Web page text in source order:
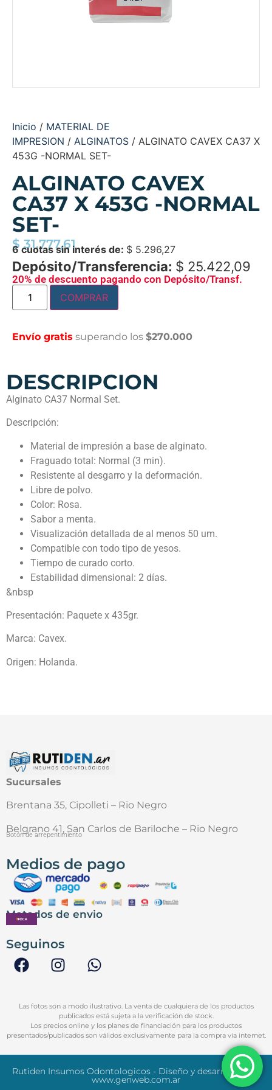
Inicio / MATERIAL DE
IMPRESION / ALGINATOS / ALGINATO CAVEX CA37 X
453G -NORMAL SET-
ALGINATO CAVEX
CA37 X 453G -NORMAL
SET-
$ 31.777,61
6 cuotas sin interés de: $ 5.296,27
Depósito/Transferencia: $ 25.422,09
20% de descuento pagando con Depósito/Transf.
COMPRAR
Envío gratis superando los $270.000
DESCRIPCION
Alginato CA37 Normal Set.
Descripción:
Material de impresión a base de alginato.
Fraguado total: Normal (3 min).
Resistente al desgarro y la deformación.
Libre de polvo.
Color: Rosa.
Sabor a menta.
Visualización detallada de al menos 50 um.
Compatible con todo tipo de yesos.
Tiempo de curado corto.
Estabilidad dimensional: 2 días.
&nbsp
Presentación: Paquete x 435gr.
Marca: Cavex.
Origen: Holanda.
Sucursales
Brentana 35, Cipolleti – Rio Negro
Belgrano 41, San Carlos de Bariloche – Rio Negro
Botón de arrepentimiento
Medios de pago
Metodos de envio
Seguinos
Las fotos son a modo ilustrativo. La venta de cualquiera de los productos
publicados está sujeta a la verificación de stock.
Los precios online y los planes de financiación para los productos
presentados/publicados son válidos exclusivamente para la compra vía internet.
Rutiden Insumos Odontologicos - Diseño y desarrollo web
www.genweb.com.ar